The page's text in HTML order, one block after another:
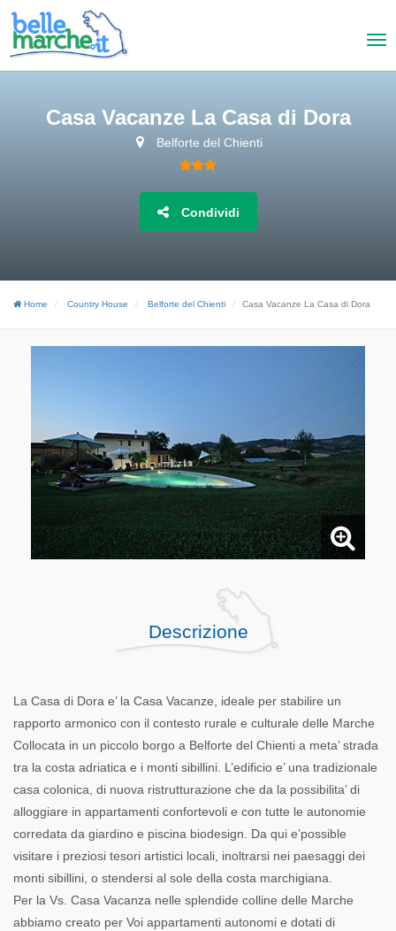
Casa Vacanze La Casa di Dora
Belforte del Chienti
Condividi
Home Country House Belforte del Chienti Casa Vacanze La Casa di Dora
Descrizione
La Casa di Dora e’ la Casa Vacanze, ideale per stabilire un
rapporto armonico con il contesto rurale e culturale delle Marche
Collocata in un piccolo borgo a Belforte del Chienti a meta’ strada
tra la costa adriatica e i monti sibillini. L’edificio e’ una tradizionale
casa colonica, di nuova ristrutturazione che da la possibilita’ di
alloggiare in appartamenti confortevoli e con tutte le autonomie
corredata da giardino e piscina biodesign. Da qui e’possible
visitare i preziosi tesori artistici locali, inoltrarsi nei paesaggi dei
monti sibillini, o stendersi al sole della costa marchigiana.
Per la Vs. Casa Vacanza nelle splendide colline delle Marche
abbiamo creato per Voi appartamenti autonomi e dotati di